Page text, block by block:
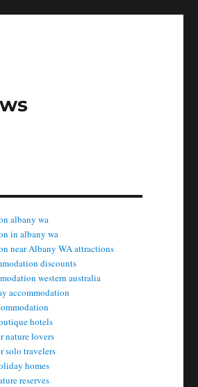
albany wa
in albany wa
near Albany WA attractions
discounts
western australia
accommodation
hotels
nature lovers
solo travelers
homes
reserves